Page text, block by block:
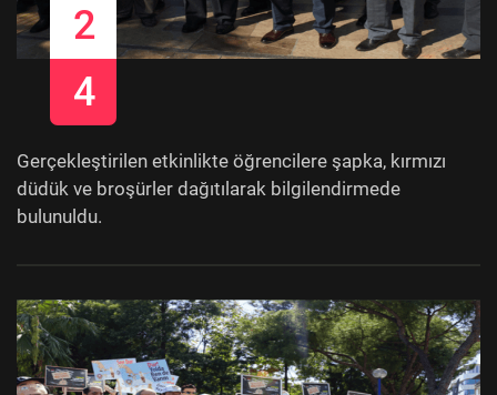
2
4
Gerçekleştirilen etkinlikte öğrencilere şapka, kırmızı
düdük ve broşürler dağıtılarak bilgilendirmede
bulunuldu.